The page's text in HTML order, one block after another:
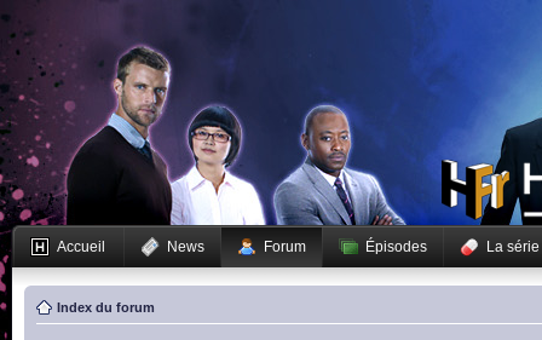
Accueil News Forum Épisodes La série
Index du forum